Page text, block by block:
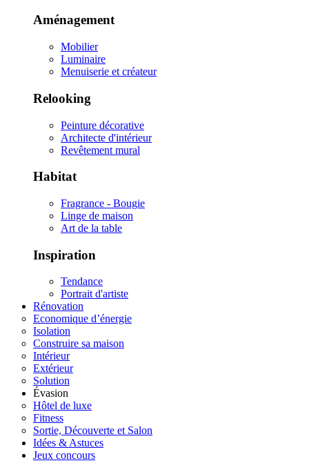
Aménagement
Mobilier
Luminaire
Menuiserie et créateur
Relooking
Peinture décorative
Architecte d'intérieur
Revêtement mural
Habitat
Fragrance - Bougie
Linge de maison
Art de la table
Inspiration
Tendance
Portrait d'artiste
Rénovation
Economique d’énergie
Isolation
Construire sa maison
Intérieur
Extérieur
Solution
Évasion
Hôtel de luxe
Fitness
Sortie, Découverte et Salon
Idées & Astuces
Jeux concours